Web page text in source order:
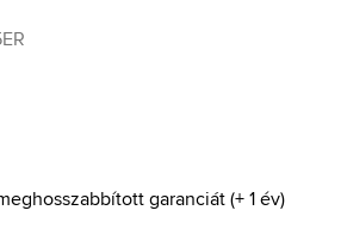
garanciát (+ 1 év)